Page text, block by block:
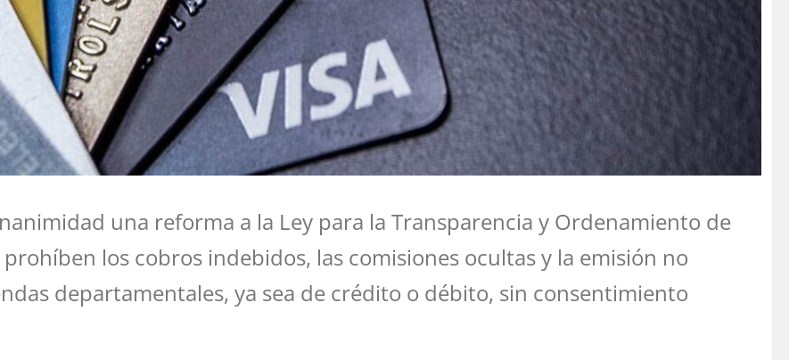
una reforma a la Ley para la Transparencia y Ordenamiento de
los cobros indebidos, las comisiones ocultas y la emisión no
departamentales, ya sea de crédito o débito, sin consentimiento